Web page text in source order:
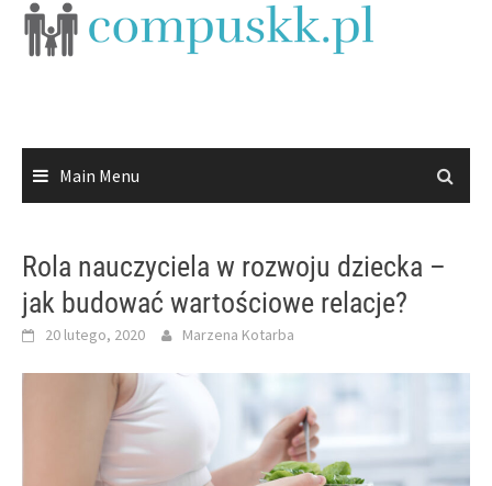
Skip
Main Menu
Rola nauczyciela w rozwoju dziecka –
jak budować wartościowe relacje?
20 lutego, 2020 Marzena Kotarba